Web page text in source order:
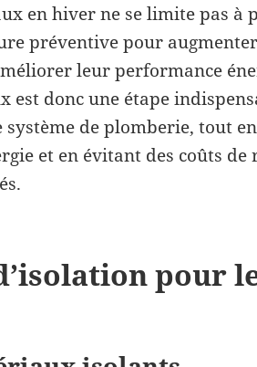
en hiver ne se limite pas à
préventive pour
leur performance
est donc une étape
de plomberie, tout
et en évitant des coûts
pour